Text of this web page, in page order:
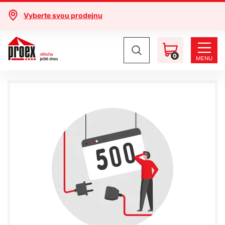
Vyberte svou prodejnu
0 MENU